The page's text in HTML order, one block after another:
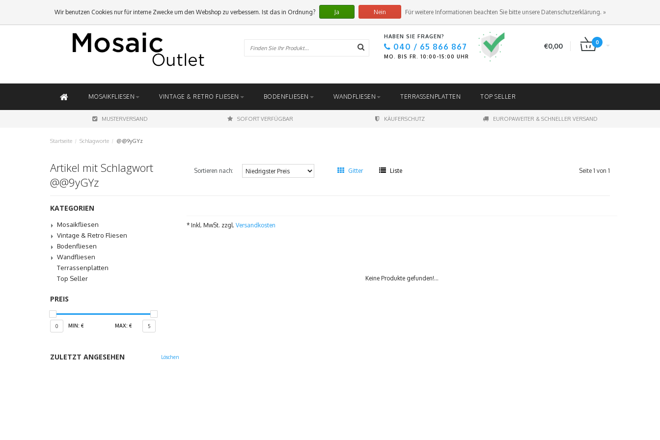
ANMELDEN KUNDENKONTO ANLEGEN
HABEN SIE FRAGEN?
040 / 65 866 867
MO. BIS FR. 10:00-15:00 UHR
€0,00 0
MOSAIKFLIESEN VINTAGE & RETRO FLIESEN BODENFLIESEN WANDFLIESEN TERRASSENPLATTEN TOP SELLER
MUSTERVERSAND SOFORT VERFÜGBAR KÄUFERSCHUTZ EUROPAWEITER & SCHNELLER VERSAND
Startseite / Schlagworte / @@9yGYz
Artikel mit Schlagwort
@@9yGYz
Sortieren nach: Gitter Liste Seite 1 von 1
KATEGORIEN
Mosaikfliesen
Vintage & Retro Fliesen
Bodenfliesen
Wandfliesen
Terrassenplatten
Top Seller
PREIS
0 MIN: € MAX: € 5
ZULETZT ANGESEHEN Löschen
* Inkl. MwSt. zzgl. Versandkosten
Keine Produkte gefunden!...
Wir benutzen Cookies nur für interne Zwecke um den Webshop zu verbessern. Ist das in Ordnung? Ja Nein Für weitere Informationen beachten Sie bitte unsere Datenschutzerklärung. »